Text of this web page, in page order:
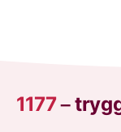
1177–